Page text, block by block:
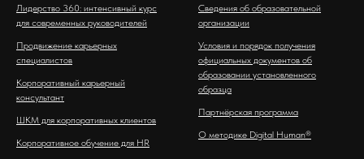
Лидерство 360: интенсивный курс
для современных руководителей
Продвижение карьерных
специалистов
Корпоративный карьерный
консультант
ШКМ для корпоративных клиентов
Корпоративное обучение для HR
Сведения об образовательной
организации
Условия и порядок получения
официальных документов об
образовании установленного
образца
Партнёрская программа
О методике Digital Human®